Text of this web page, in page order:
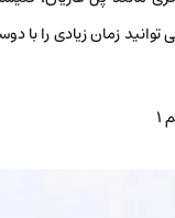
زمان زیادی را با